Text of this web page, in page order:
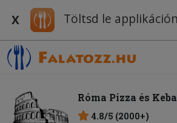
X Töltsd le
Róma Pizza és
4.8/5 (2000+)